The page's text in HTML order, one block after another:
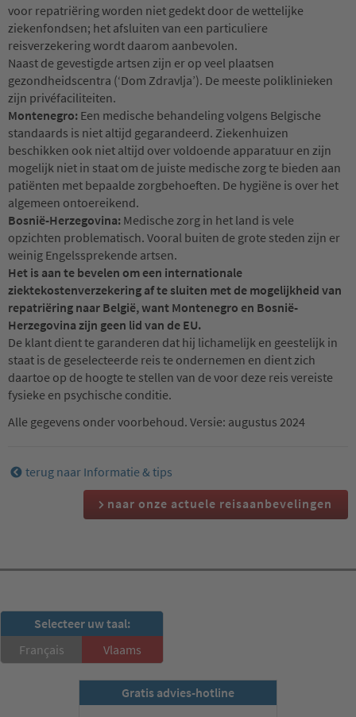
voor repatriëring worden niet gedekt door de wettelijke
ziekenfondsen; het afsluiten van een particuliere
reisverzekering wordt daarom aanbevolen.
Naast de gevestigde artsen zijn er op veel plaatsen
gezondheidscentra (‘Dom Zdravlja’). De meeste poliklinieken
zijn privéfaciliteiten.
Montenegro: Een medische behandeling volgens Belgische
standaards is niet altijd gegarandeerd. Ziekenhuizen
beschikken ook niet altijd over voldoende apparatuur en zijn
mogelijk niet in staat om de juiste medische zorg te bieden aan
patiënten met bepaalde zorgbehoeften. De hygiëne is over het
algemeen ontoereikend.
Bosnië-Herzegovina: Medische zorg in het land is vele
opzichten problematisch. Vooral buiten de grote steden zijn er
weinig Engelssprekende artsen.
Het is aan te bevelen om een internationale
ziektekostenverzekering af te sluiten met de mogelijkheid van
repatriëring naar België, want Montenegro en Bosnië-
Herzegovina zijn geen lid van de EU.
De klant dient te garanderen dat hij lichamelijk en geestelijk in
staat is de geselecteerde reis te ondernemen en dient zich
daartoe op de hoogte te stellen van de voor deze reis vereiste
fysieke en psychische conditie.
Alle gegevens onder voorbehoud. Versie: augustus 2024
terug naar Informatie & tips
naar onze actuele reisaanbevelingen
Selecteer uw taal:
Français
Vlaams
Gratis advies-hotline